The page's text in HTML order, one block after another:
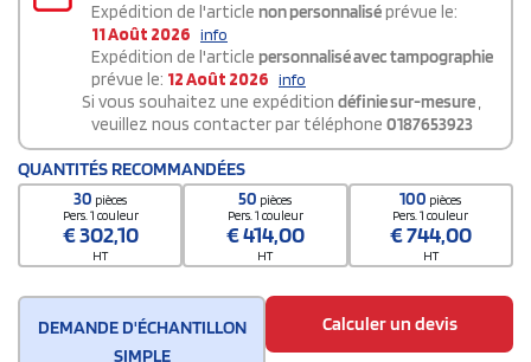
Expédition de l'article non personnaliséprévue le:
11 Août 2026 info
Expédition de l'article personnalisé avec tampographie
prévue le: 12 Août 2026 info
Si vous souhaitez une expédition définie sur-mesure,
veuillez nous contacter par téléphone 0187653923
QUANTITÉS RECOMMANDÉES
30 pièces
Pers. 1 couleur
€302,10
HT
50 pièces
Pers. 1 couleur
€414,00
HT
100 pièces
Pers. 1 couleur
€744,00
HT
DEMANDE D'ÉCHANTILLON
SIMPLE
Calculer un devis